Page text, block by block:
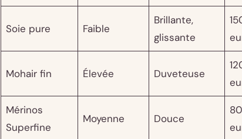
Soie pure Faible
Brillante,
glissante
Mohair fin Élevée Duveteuse
Mérinos
Superfine
Moyenne Douce